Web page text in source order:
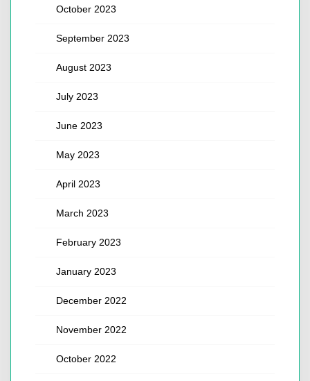
October 2023
September 2023
August 2023
July 2023
June 2023
May 2023
April 2023
March 2023
February 2023
January 2023
December 2022
November 2022
October 2022